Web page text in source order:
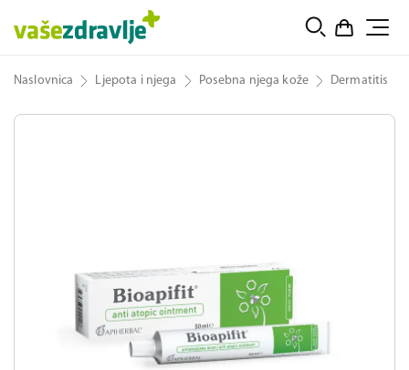
Naslovnica Ljepota i njega Posebna njega kože Dermatitis